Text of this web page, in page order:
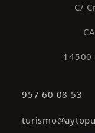
C/
14500
957 60 08 53